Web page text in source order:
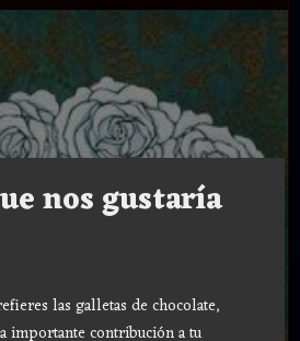
nos gustaría
las galletas de chocolate,
importante contribución a tu